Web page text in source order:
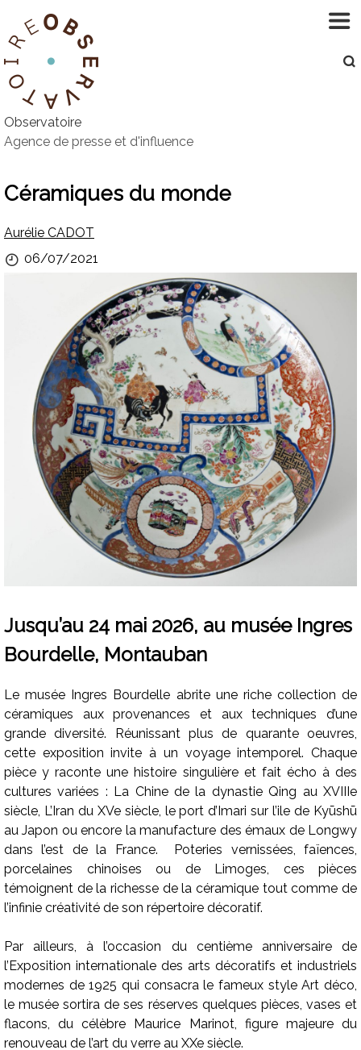
Observatoire
Agence de presse et d'influence
Céramiques du monde
Par
Aurélie CADOT
Publié06/07/2021
Jusqu’au 24 mai 2026, au musée Ingres
Bourdelle, Montauban
Le musée Ingres Bourdelle abrite une riche collection de
céramiques aux provenances et aux techniques d’une
grande diversité. Réunissant plus de quarante oeuvres,
cette exposition invite à un voyage intemporel. Chaque
pièce y raconte une histoire singulière et fait écho à des
cultures variées : La Chine de la dynastie Qing au XVIIIe
siècle, L’Iran du XVe siècle, le port d’Imari sur l’ile de Kyūshū
au Japon ou encore la manufacture des émaux de Longwy
dans l’est de la France. Poteries vernissées, faïences,
porcelaines chinoises ou de Limoges, ces pièces
témoignent de la richesse de la céramique tout comme de
l’infinie créativité de son répertoire décoratif.
Par ailleurs, à l’occasion du centième anniversaire de
l’Exposition internationale des arts décoratifs et industriels
modernes de 1925 qui consacra le fameux style Art déco,
le musée sortira de ses réserves quelques pièces, vases et
flacons, du célèbre Maurice Marinot, figure majeure du
renouveau de l’art du verre au XXe siècle.